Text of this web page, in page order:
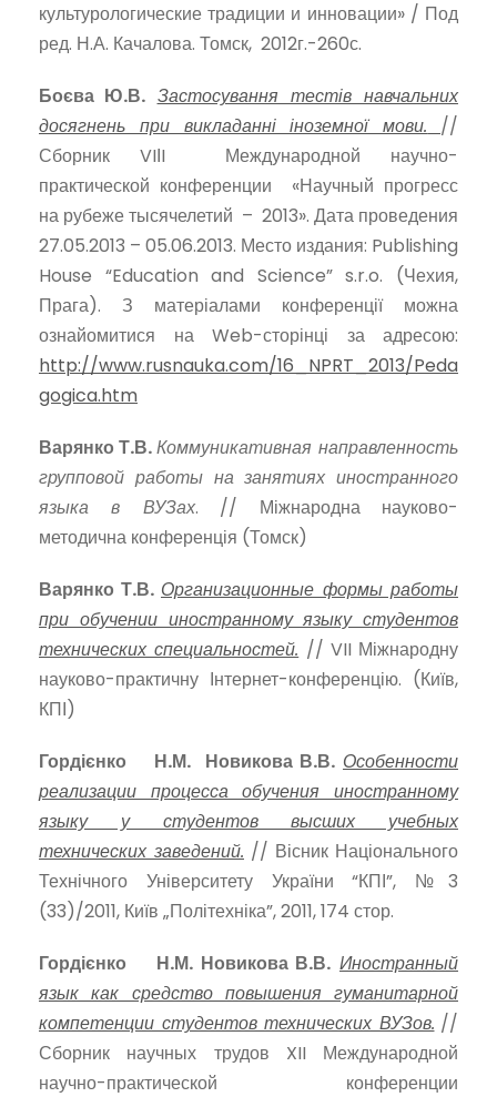
культурологические традиции и инновации» / Под
ред. Н.А. Качалова. Томск, 2012г.-260с.
Боєва Ю.В. Застосування тестів навчальних
досягнень при викладанні іноземної мови.
//
Сборник VIІI Международной научно-
практической конференции «Научный прогресс
на рубеже тысячелетий – 2013». Дата проведения
27.05.2013 – 05.06.2013. Место издания: Publishing
House “Education and Science” s.r.o. (Чехия,
Прага). З матеріалами конференції можна
ознайомитися на Web-сторінці за адресою:
http://www.rusnauka.com/16_NPRT_2013/Peda
gogica.htm
Варянко Т.В. Коммуникативная направленность
групповой работы на занятиях иностранного
языка в ВУЗах. // Міжнародна науково-
методична конференція (Томск)
Варянко Т.В. Организационные формы работы
при обучении иностранному языку студентов
технических специальностей. // VII Міжнародну
науково-практичну Інтернет-конференцію. (Київ,
КПІ)
Гордієнко Н.М. Новикова В.В. Особенности
реализации процесса обучения иностранному
языку у студентов высших учебных
технических заведений. // Вісник Національного
Технічного Університету України “КПІ”, №3
(33)/2011, Київ „Політехніка”, 2011, 174 стор.
Гордієнко Н.М. Новикова В.В. Иностранный
язык как средство повышения гуманитарной
компетенции студентов технических ВУЗов. //
Сборник научных трудов XII Международной
научно-практической конференции